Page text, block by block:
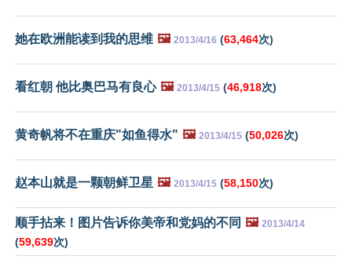
她在欧洲能读到我的思维 🖼️ 2013/4/16 (63,464次)
看红朝 他比奥巴马有良心 🖼️ 2013/4/15 (46,918次)
黄奇帆将不在重庆"如鱼得水" 🖼️ 2013/4/15 (50,026次)
赵本山就是一颗朝鲜卫星 🖼️ 2013/4/15 (58,150次)
顺手拈来！图片告诉你美帝和党妈的不同 🖼️ 2013/4/14
(59,639次)